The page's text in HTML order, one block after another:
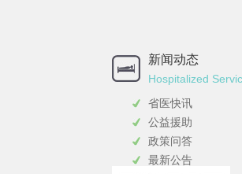
新闻动态
Hospitalized
省医快讯
公益援助
政策问答
最新公告